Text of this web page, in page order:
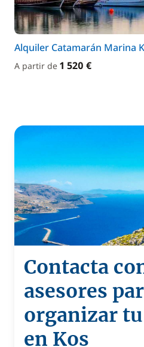
Alquiler Catamarán Marina
A partir de 1 520 €
Contacta
asesores
organizar
en Kos